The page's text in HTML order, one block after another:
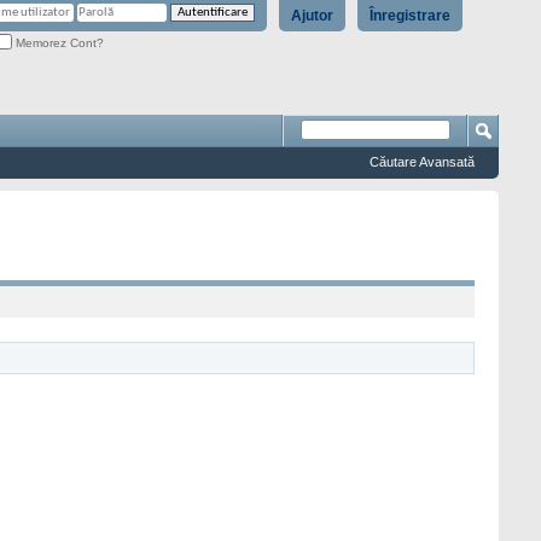
Înregistrare
Ajutor
Memorez Cont?
Căutare Avansată